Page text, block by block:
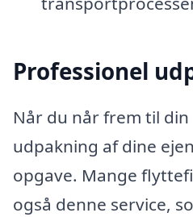
Professionel
Når du når frem til
udpakning af dine
opgave. Mange
også denne service,